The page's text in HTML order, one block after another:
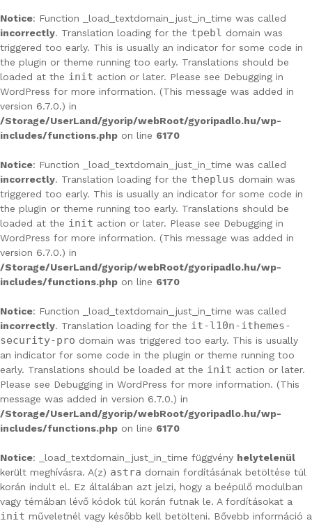
Notice: Function _load_textdomain_just_in_time was called
incorrectly. Translation loading for the tpebl domain was
triggered too early. This is usually an indicator for some code in
the plugin or theme running too early. Translations should be
loaded at the init action or later. Please see Debugging in
WordPress for more information. (This message was added in
version 6.7.0.) in
/Storage/UserLand/gyorip/webRoot/gyoripadlo.hu/wp-
includes/functions.php on line 6170
Notice: Function _load_textdomain_just_in_time was called
incorrectly. Translation loading for the theplus domain was
triggered too early. This is usually an indicator for some code in
the plugin or theme running too early. Translations should be
loaded at the init action or later. Please see Debugging in
WordPress for more information. (This message was added in
version 6.7.0.) in
/Storage/UserLand/gyorip/webRoot/gyoripadlo.hu/wp-
includes/functions.php on line 6170
Notice: Function _load_textdomain_just_in_time was called
incorrectly. Translation loading for the it-l10n-ithemes-
security-pro domain was triggered too early. This is usually
an indicator for some code in the plugin or theme running too
early. Translations should be loaded at the init action or later.
Please see Debugging in WordPress for more information. (This
message was added in version 6.7.0.) in
/Storage/UserLand/gyorip/webRoot/gyoripadlo.hu/wp-
includes/functions.php on line 6170
Notice: _load_textdomain_just_in_time függvény helytelenül
került meghívásra. A(z) astra domain fordításának betöltése túl
korán indult el. Ez általában azt jelzi, hogy a beépülő modulban
vagy témában lévő kódok túl korán futnak le. A fordításokat a
init műveletnél vagy később kell betölteni. Bővebb információ a